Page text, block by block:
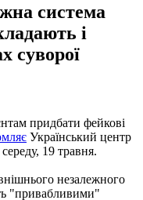
система
і
суворої
придбати фейкові
Український центр
19 травня.
незалежного
"привабливими"